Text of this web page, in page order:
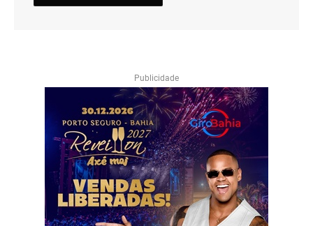
Publicidade